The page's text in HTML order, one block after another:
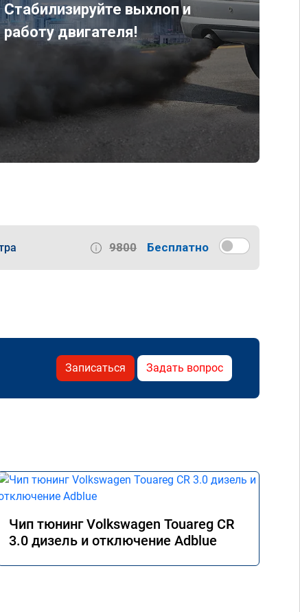
Стабилизируйте выхлоп и
работу двигателя!
9800 Бесплатно
Записаться Задать вопрос
Чип тюнинг Volkswagen Touareg CR
3.0 дизель и отключение Adblue